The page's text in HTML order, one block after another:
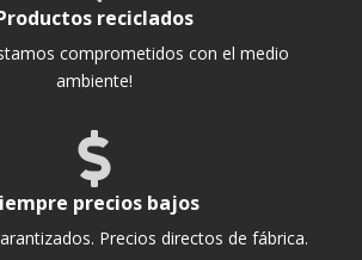
reciclados
comprometidos con el medio
ambiente!

precios bajos
Precios directos de fábrica.